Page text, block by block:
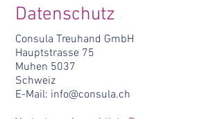
Datenschutz
Consula Treuhand GmbH
Hauptstrasse 75
Muhen 5037
Schweiz
E-Mail: info@consula.ch